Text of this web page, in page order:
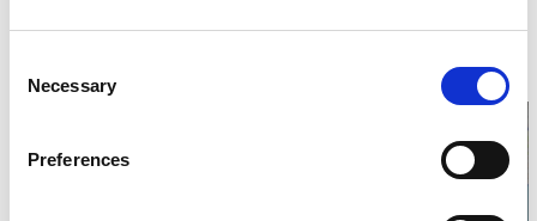
Selection
Necessary
Preferences
E-post:Skicka E-post